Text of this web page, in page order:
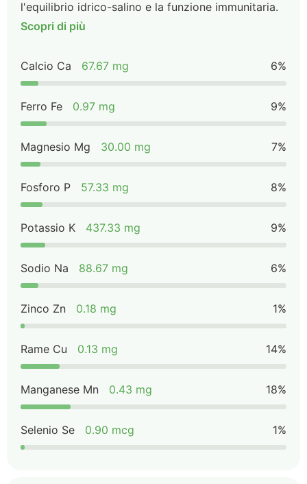
l'equilibrio idrico-salino e la funzione immunitaria.
Scopri di più
Calcio Ca 67.67 mg 6%
Ferro Fe 0.97 mg 9%
Magnesio Mg 30.00 mg 7%
Fosforo P 57.33 mg 8%
Potassio K 437.33 mg 9%
Sodio Na 88.67 mg 6%
Zinco Zn 0.18 mg 1%
Rame Cu 0.13 mg 14%
Manganese Mn 0.43 mg 18%
Selenio Se 0.90 mcg 1%